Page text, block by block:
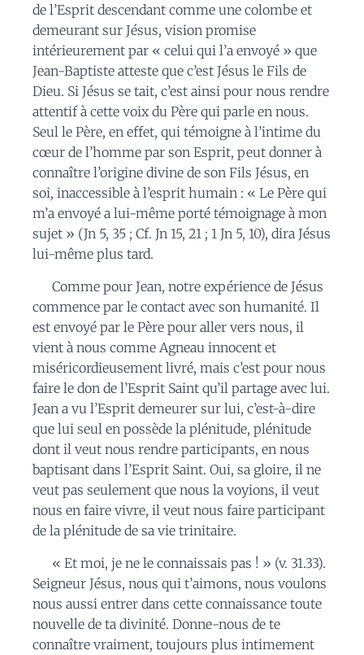
de l’Esprit descendant comme une colombe et
demeurant sur Jésus, vision promise
intérieurement par « celui qui l’a envoyé » que
Jean-Baptiste atteste que c’est Jésus le Fils de
Dieu. Si Jésus se tait, c’est ainsi pour nous rendre
attentif à cette voix du Père qui parle en nous.
Seul le Père, en effet, qui témoigne à l’intime du
cœur de l’homme par son Esprit, peut donner à
connaître l’origine divine de son Fils Jésus, en
soi, inaccessible à l’esprit humain : « Le Père qui
m’a envoyé a lui-même porté témoignage à mon
sujet » (Jn 5, 35 ; Cf. Jn 15, 21 ; 1 Jn 5, 10), dira Jésus
lui-même plus tard.
Comme pour Jean, notre expérience de Jésus
commence par le contact avec son humanité. Il
est envoyé par le Père pour aller vers nous, il
vient à nous comme Agneau innocent et
miséricordieusement livré, mais c’est pour nous
faire le don de l’Esprit Saint qu’il partage avec lui.
Jean a vu l’Esprit demeurer sur lui, c’est-à-dire
que lui seul en possède la plénitude, plénitude
dont il veut nous rendre participants, en nous
baptisant dans l’Esprit Saint. Oui, sa gloire, il ne
veut pas seulement que nous la voyions, il veut
nous en faire vivre, il veut nous faire participant
de la plénitude de sa vie trinitaire.
« Et moi, je ne le connaissais pas ! » (v. 31.33).
Seigneur Jésus, nous qui t’aimons, nous voulons
nous aussi entrer dans cette connaissance toute
nouvelle de ta divinité. Donne-nous de te
connaître vraiment, toujours plus intimement